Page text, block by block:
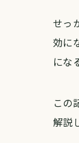
せっ
効に
にな
この
解説